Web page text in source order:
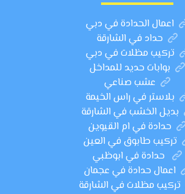
اعمال الحدادة في دبي
حداد في الشارقة
تركيب مظلات في دبي
بوابات حديد للمداخل
عشب صناعي
بلاستر في راس الخيمة
بديل الخشب في الشارقة
حدادة في ام القيوين
تركيب طابوق في العين
حدادة في ابوظبي
اعمال حدادة في عجمان
تركيب مظلات في الشارقة